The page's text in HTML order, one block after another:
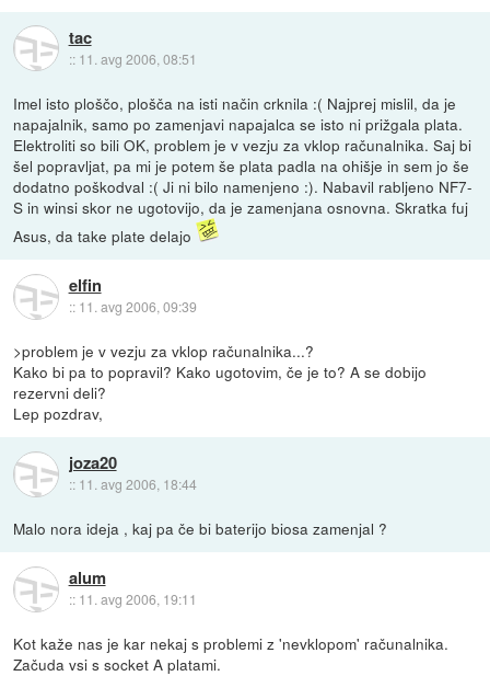
tac
:: 11. avg 2006, 08:51
Imel isto ploščo, plošča na isti način crknila :( Najprej mislil, da je
napajalnik, samo po zamenjavi napajalca se isto ni prižgala plata.
Elektroliti so bili OK, problem je v vezju za vklop računalnika. Saj bi
šel popravljat, pa mi je potem še plata padla na ohišje in sem jo še
dodatno poškodval :( Ji ni bilo namenjeno :). Nabavil rabljeno NF7-
S in winsi skor ne ugotovijo, da je zamenjana osnovna. Skratka fuj
Asus, da take plate delajo
elfin
:: 11. avg 2006, 09:39
>problem je v vezju za vklop računalnika...?
Kako bi pa to popravil? Kako ugotovim, če je to? A se dobijo
rezervni deli?
Lep pozdrav,
joza20
:: 11. avg 2006, 18:44
Malo nora ideja , kaj pa če bi baterijo biosa zamenjal ?
alum
:: 11. avg 2006, 19:11
Kot kaže nas je kar nekaj s problemi z 'nevklopom' računalnika.
Začuda vsi s socket A platami.